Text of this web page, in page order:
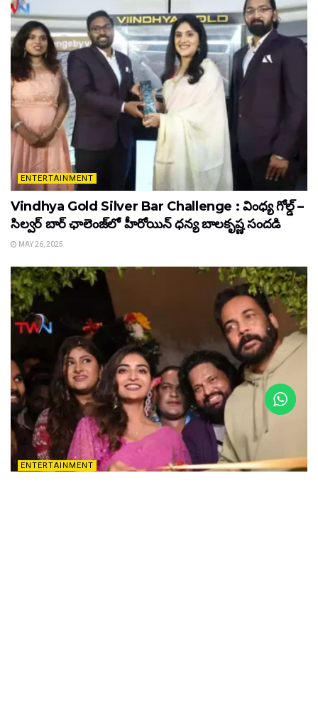
ENTERTAINMENT
Vindhya Gold Silver Bar Challenge : వింధ్య గోల్డ్ –
సిల్వర్ బార్ ఛాలెంజ్‌లో హీరోయిన్ ధ‌న్య బాల‌కృష్ణ‌ సందడి
MAY 26, 2025
ENTERTAINMENT